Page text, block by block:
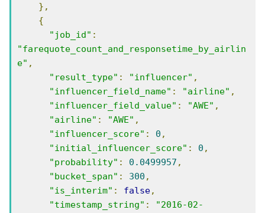
},
{
"job_id" :
"farequote_count_and_responsetime_by_airlin
e" ,
"result_type" : "influencer" ,
"influencer_field_name" : "airline" ,
"influencer_field_value" : "AWE" ,
"airline" : "AWE" ,
"influencer_score" : 0 ,
"initial_influencer_score" : 0 ,
"probability" : 0.0499957 ,
"bucket_span" : 300 ,
"is_interim" : false,
"timestamp_string" :
"2016-02-